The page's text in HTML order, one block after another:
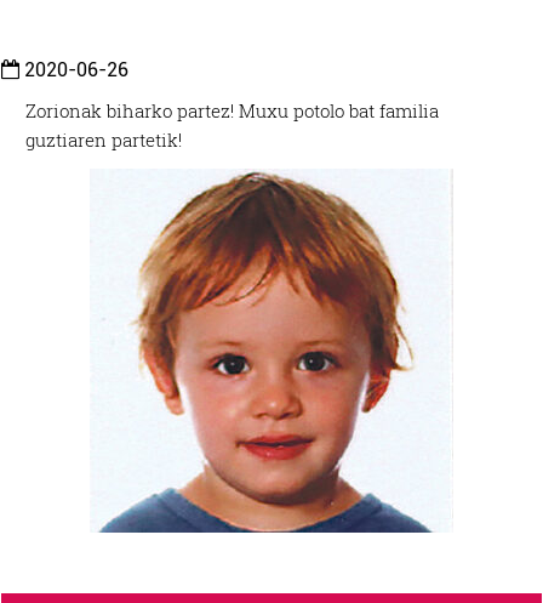
2020-06-26
Zorionak biharko partez! Muxu potolo bat familia
guztiaren partetik!